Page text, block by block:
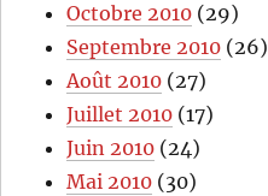
Octobre 2010 (29)
Septembre 2010 (26)
Août 2010 (27)
Juillet 2010 (17)
Juin 2010 (24)
Mai 2010 (30)